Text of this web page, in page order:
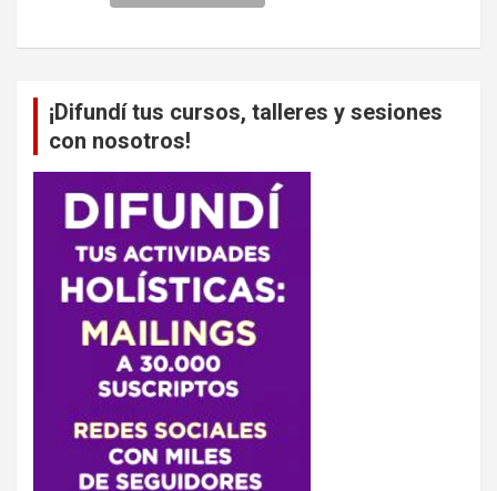
¡Difundí tus cursos, talleres y sesiones
con nosotros!